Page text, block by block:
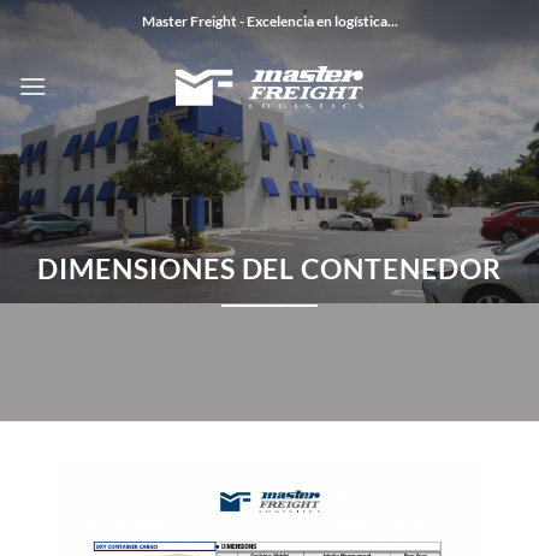
Saltar
contenido
Master Freight - Excelencia en logística...
DIMENSIONES DEL CONTENEDOR